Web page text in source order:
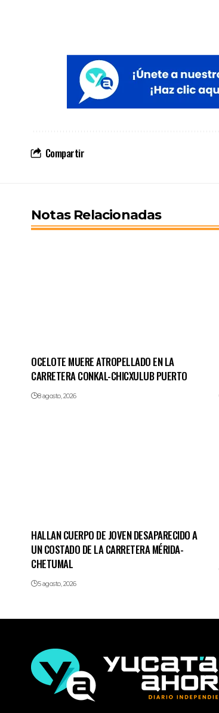
Compartir
Notas Relacionadas
OCELOTE MUERE ATROPELLADO EN LA
CARRETERA CONKAL-CHICXULUB PUERTO
8 agosto, 2026
HALLAN CUERPO DE JOVEN DESAPARECIDO A
UN COSTADO DE LA CARRETERA MÉRIDA-
CHETUMAL
5 agosto, 2026